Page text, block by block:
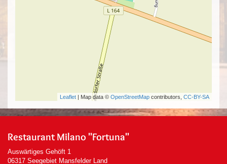
Leaflet | Map data © OpenStreetMap contributors, CC-BY-SA
Restaurant Milano "Fortuna"
Auswärtiges Gehöft 1
06317 Seegebiet Mansfelder Land